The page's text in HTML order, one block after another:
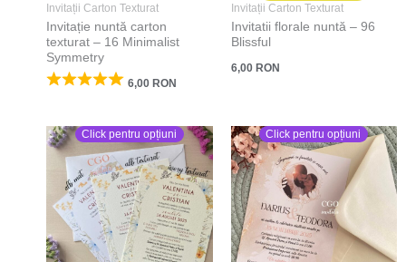
Invitații Carton Texturat
Invitație nuntă carton
texturat – 16 Minimalist
Symmetry
6,00 RON
Invitații Carton Texturat
Invitatii florale nuntă – 96
Blissful
6,00 RON
Click pentru opțiuni Click pentru opțiuni